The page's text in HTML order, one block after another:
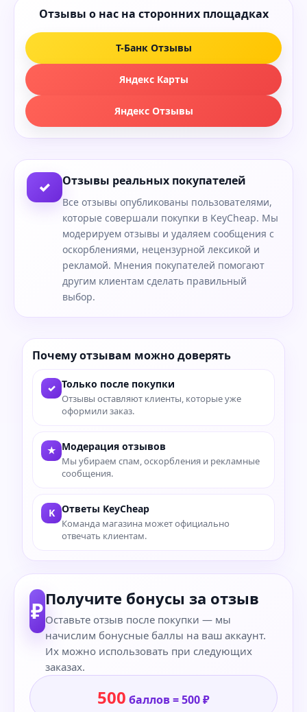
Отзывы о нас на сторонних площадках
Т-Банк Отзывы
Яндекс Карты
Яндекс Отзывы
✓ Отзывы реальных покупателей
Все отзывы опубликованы пользователями,
которые совершали покупки в KeyCheap. Мы
модерируем отзывы и удаляем сообщения с
оскорблениями, нецензурной лексикой и
рекламой. Мнения покупателей помогают
другим клиентам сделать правильный
выбор.
Почему отзывам можно доверять
✓ Только после покупки
Отзывы оставляют клиенты, которые уже
оформили заказ.
★ Модерация отзывов
Мы убираем спам, оскорбления и рекламные
сообщения.
K Ответы KeyCheap
Команда магазина может официально
отвечать клиентам.
₽Получите бонусы за отзыв
Оставьте отзыв после покупки — мы
начислим бонусные баллы на ваш аккаунт.
Их можно использовать при следующих
заказах.
500 баллов = 500 ₽